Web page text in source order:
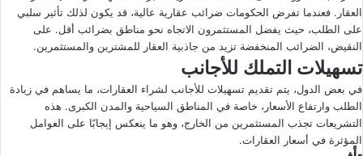
العقار. فعندما تفرض الحكومات ضرائب عقارية عالية، قد يكون لذلك تأثير سلبي
على الطلب، حيث يفضل المستثمرون الاتجاه نحو مناطق بضرائب أقل. على
النقيض، الضرائب المنخفضة تزيد من جاذبية العقار للمشترين والمستثمرين.
تسهيلات التملك للأجانب
في بعض الدول، يتم تقديم تسهيلات للأجانب لشراء العقارات، ما يساهم في زيادة
الطلب وارتفاع الأسعار، خاصة في المناطق السياحية والمدن الكبرى. هذه
التشريعات تجذب المستثمرين من الخارج، وهو ما ينعكس إيجابًا على العوامل
المؤثرة في أسعار العقارات.